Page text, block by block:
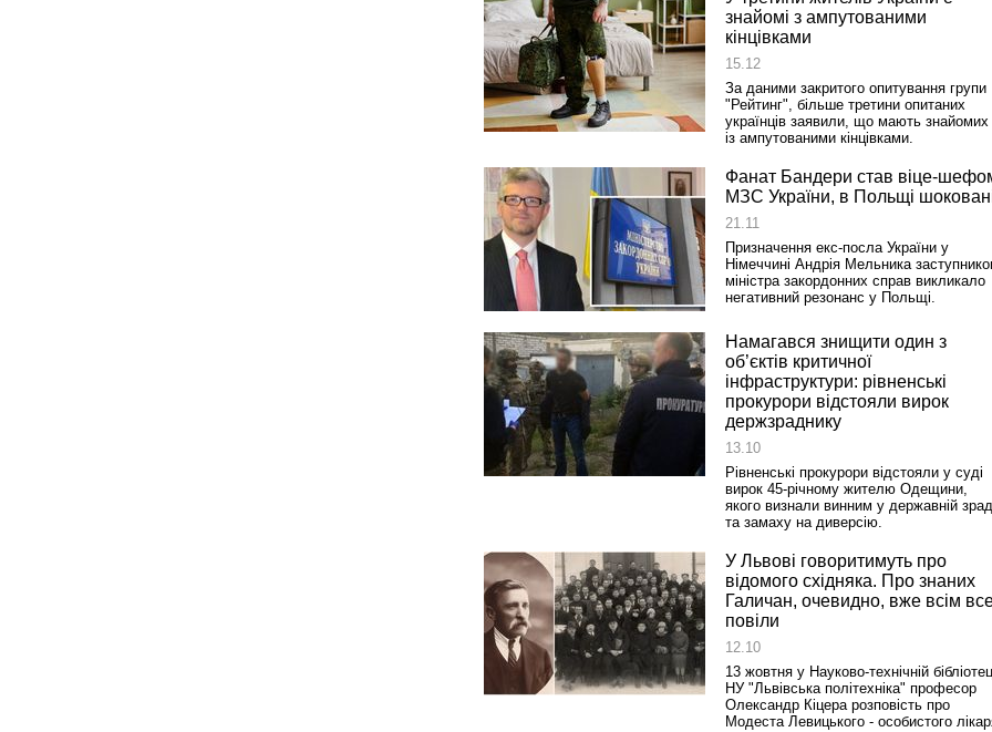
знайомі з ампутованими
кінцівками
15.12
За даними закритого опитування групи
"Рейтинг", більше третини опитаних
українців заявили, що мають знайомих
із ампутованими кінцівками.
Фанат Бандери став віце-
МЗС України, в Польщі
21.11
Призначення екс-посла України у
Німеччині Андрія Мельника
міністра закордонних справ викликало
негативний резонанс у Польщі.
Намагався знищити один з
об’єктів критичної
інфраструктури: рівненські
прокурори відстояли вирок
держзраднику
13.10
Рівненські прокурори відстояли у суді
вирок 45-річному жителю Одещини,
якого визнали винним у державній
та замаху на диверсію.
У Львові говоритимуть про
відомого східняка. Про знаних
Галичан, очевидно, вже всім
повіли
12.10
13 жовтня у Науково-технічній
НУ "Львівська політехніка" професор
Олександр Кіцера розповість про
Модеста Левицького - особистого